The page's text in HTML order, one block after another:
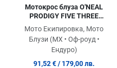
Мотокрос блуза O'NEAL
PRODIGY FIVE THREE
BLUE/RED V.24
Мото Екипировка, Мото
Блузи (MX • Оф-роуд •
Ендуро)
91,52 €/ 179,00 лв.